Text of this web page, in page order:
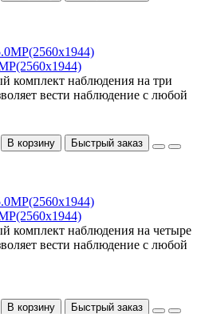
комплект наблюдения на три
вести наблюдение с любой
В корзину Быстрый заказ
комплект наблюдения на четыре
вести наблюдение с любой
В корзину Быстрый заказ